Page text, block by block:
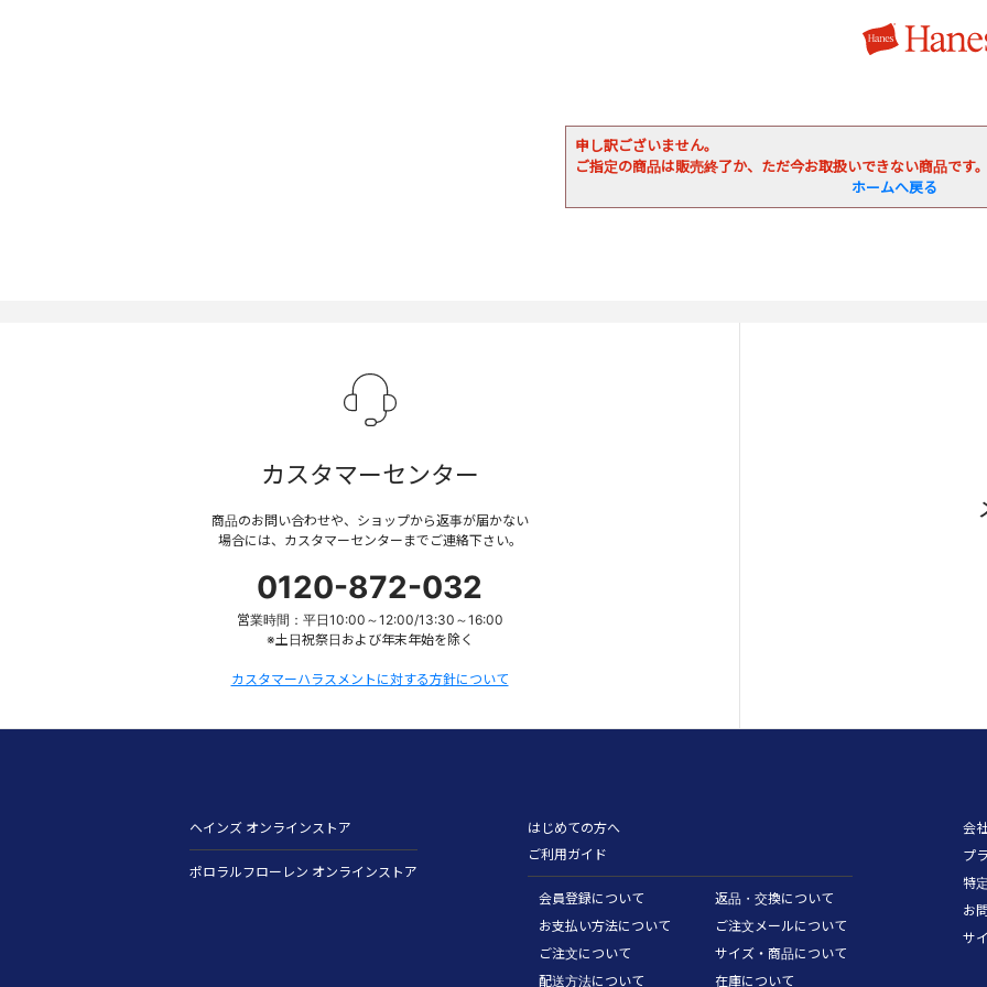
申し訳ございません。
ご指定の商品は販売終了か、ただ今お取扱いできない商品です
ホームへ戻る
カスタマーセンター
商品のお問い合わせや、ショップから返事が届かない
場合には、カスタマーセンターまでご連絡下さい。
0120-872-032
営業時間：平日10:00～12:00/13:30～16:00
※土日祝祭日および年末年始を除く
カスタマーハラスメントに対する方針について
ヘインズ オンラインストア
ポロラルフローレン オンラインストア
はじめての方へ
ご利用ガイド
会員登録について
お支払い方法について
ご注文について
配送方法について
返品・交換について
ご注文メールについて
サイズ・商品について
在庫について
会
プ
特
お
サ